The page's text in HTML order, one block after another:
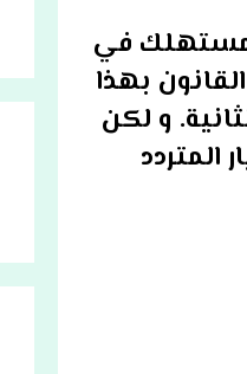
في
بهذا
و لكن
المتردد